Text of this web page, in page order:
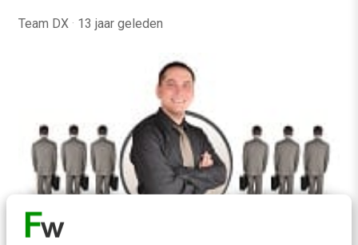
Team DX · 13 jaar geleden